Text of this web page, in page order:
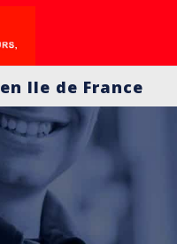
en Ile de France